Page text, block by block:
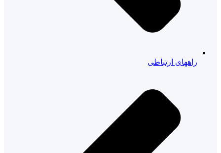
راههای ارتباطی